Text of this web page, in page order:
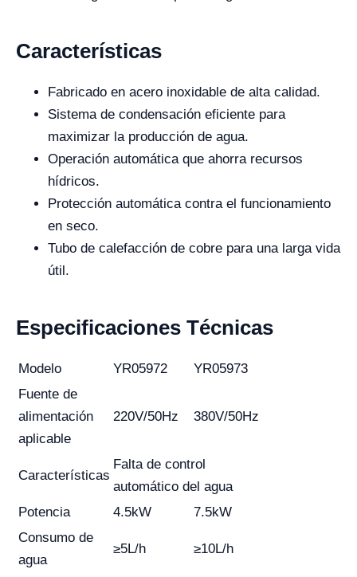
Características
Fabricado en acero inoxidable de alta calidad.
Sistema de condensación eficiente para
maximizar la producción de agua.
Operación automática que ahorra recursos
hídricos.
Protección automática contra el funcionamiento
en seco.
Tubo de calefacción de cobre para una larga vida
útil.
Especificaciones Técnicas
Modelo YR05972
YR05973
Fuente de
alimentación
aplicable
220V/50Hz 380V/50Hz
Características
Falta de control
automático del agua
Potencia
4.5kW
7.5kW
Consumo de
agua
≥5L/h ≥10L/h